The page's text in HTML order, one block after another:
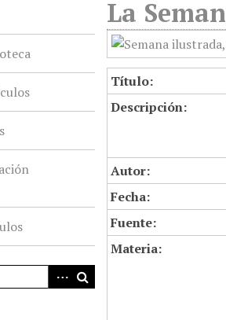
La
Título:
Descripción:
Autor:
Fecha:
Fuente:
Materia: